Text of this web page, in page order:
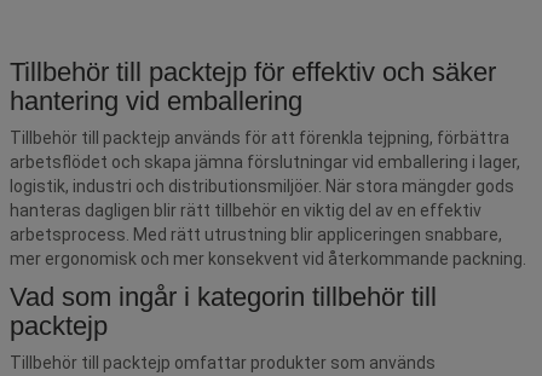
Tillbehör till packtejp för effektiv och säker
hantering vid emballering
Tillbehör till packtejp används för att förenkla tejpning, förbättra
arbetsflödet och skapa jämna förslutningar vid emballering i lager,
logistik, industri och distributionsmiljöer. När stora mängder gods
hanteras dagligen blir rätt tillbehör en viktig del av en effektiv
arbetsprocess. Med rätt utrustning blir appliceringen snabbare,
mer ergonomisk och mer konsekvent vid återkommande packning.
Vad som ingår i kategorin tillbehör till
packtejp
Tillbehör till packtejp omfattar produkter som används